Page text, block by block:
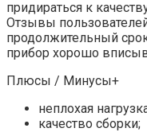
придираться к
Отзывы
продолжительный
прибор хорошо
Плюсы / Минусы+
неплохая
качество сборки;